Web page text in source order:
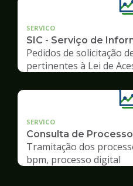
SERVICO
SIC - Serviço de
Pedidos de solicitação
pertinentes à Lei de
SERVICO
Consulta de
Tramitação dos
bpm, processo digital